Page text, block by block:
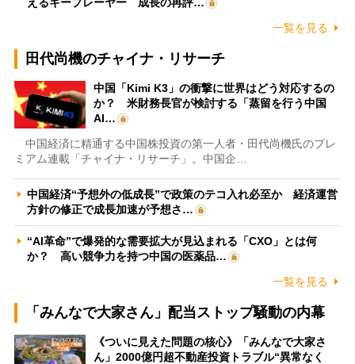
一覧を見る
田代尚機のチャイナ・リサーチ
中国「Kimi K3」の衝撃に世界はどう対応するの
か？ 米財務長官が検討する「蒸留を行う中国
AI…
中国経済に精通する中国株投資の第一人者・田代尚機氏のプレ
ミアム連載「チャイナ・リサーチ」。中国企…
中国経済“予想外の低成長”で政策のテコ入れ必至か 経済運営
方針の修正で成長加速が予想さ…
“AI革命”で爆発的な需要拡大が見込まれる「CXO」とは何
か？ 高い競争力を持つ中国の医薬品…
一覧を見る
「みんなで大家さん」配当ストップ騒動の内幕
《ついに見えた問題の核心》「みんなで大家さ
ん」2000億円超不動産投資トラブル“異常なく